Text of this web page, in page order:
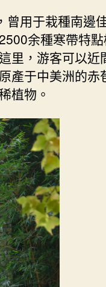
中
曾用于栽種南邊
余種寒帶特
里，游客可以近
產于中美洲的赤
植物。